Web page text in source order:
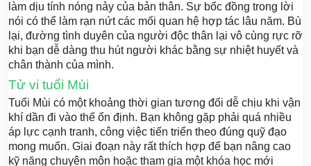
làm dịu tính nóng nảy của bản thân. Sự bốc đồng trong lời
nói có thể làm rạn nứt các mối quan hệ hợp tác lâu năm. Bù
lại, đường tình duyên của người độc thân lại vô cùng rực rỡ
khi bạn dễ dàng thu hút người khác bằng sự nhiệt huyết và
chân thành của mình.
Tử vi tuổi Mùi
Tuổi Mùi có một khoảng thời gian tương đối dễ chịu khi vận
khí dần đi vào thế ổn định. Bạn không gặp phải quá nhiều
áp lực cạnh tranh, công việc tiến triển theo đúng quỹ đạo
mong muốn. Giai đoạn này rất thích hợp để bạn nâng cao
kỹ năng chuyên môn hoặc tham gia một khóa học mới